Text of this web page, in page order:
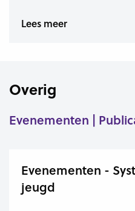
Lees meer
Overig
Evenementen |
Evenementen -
jeugd